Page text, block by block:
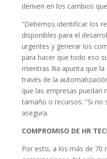
deriven en los cambios
“Debemos identificar los
disponibles para el
urgentes y generar los
para hacer que todo eso
mientras Ilia apunta que
través de la
que las empresas puedan
tamaño o recursos. “Si no
asegura.
COMPROMISO DE HR
Por esto, a los más de 70